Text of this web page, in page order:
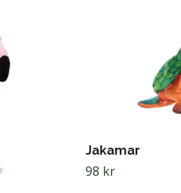
Jakamar
98 kr